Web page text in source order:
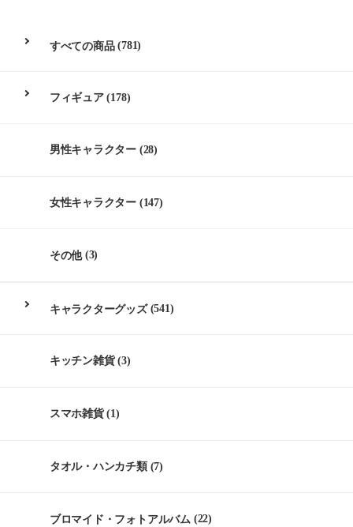
すべての商品(781)
フィギュア(178)
男性キャラクター (28)
女性キャラクター (147)
その他(3)
キャラクターグッズ(541)
キッチン雑貨(3)
スマホ雑貨(1)
タオル・ハンカチ類(7)
ブロマイド・フォトアルバム (22)